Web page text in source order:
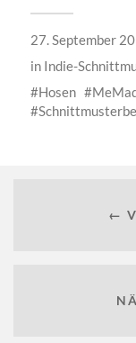
27. September
in Indie-
Hosen
←